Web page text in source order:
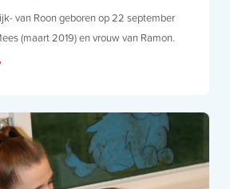
van Roon geboren op 22 september
(maart 2019) en vrouw van Ramon.